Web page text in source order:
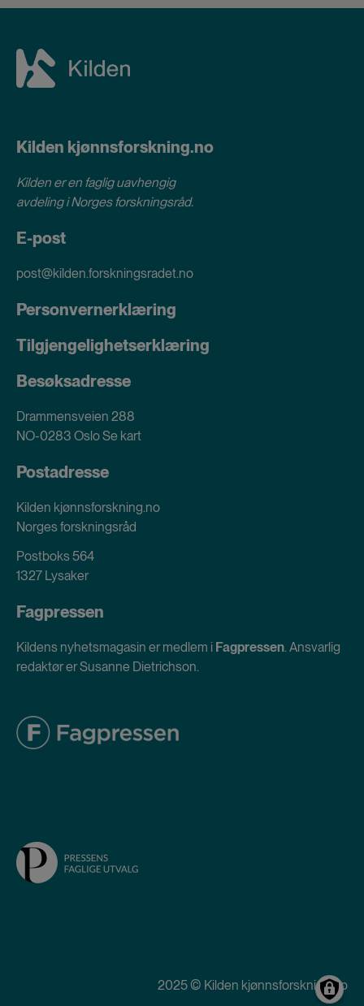
Kilden kjønnsforskning.no
Kilden er en faglig uavhengig
avdeling iNorges forskningsråd.
E-post
post@kilden.forskningsradet.no
Personvernerklæring
Tilgjengelighetserklæring
Besøksadresse
Drammensveien 288
NO-0283 OsloSe kart
Postadresse
Kilden kjønnsforskning.no
Norges forskningsråd
Postboks 564
1327 Lysaker
Fagpressen
Kildens nyhetsmagasin er medlem i Fagpressen. Ansvarlig
redaktør er Susanne Dietrichson.
2025 © Kilden kjønnsforskning.no